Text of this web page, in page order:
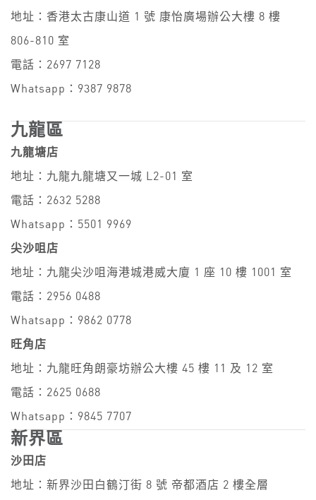
地址：香港太古康山道 1 號 康怡廣場辦公大樓 8 樓
806-810 室
電話：2697 7128
Whatsapp：9387 9878
九龍區
九龍塘店
地址：九龍九龍塘又一城 L2-01 室
電話：2632 5288
Whatsapp：5501 9969
尖沙咀店
地址：九龍尖沙咀海港城港威大廈 1 座 10 樓 1001 室
電話：2956 0488
Whatsapp：9862 0778
旺角店
地址：九龍旺角朗豪坊辦公大樓 45 樓 11 及 12 室
電話：2625 0688
Whatsapp：9845 7707
新界區
沙田店
地址：新界沙田白鶴汀街 8 號 帝都酒店 2 樓全層